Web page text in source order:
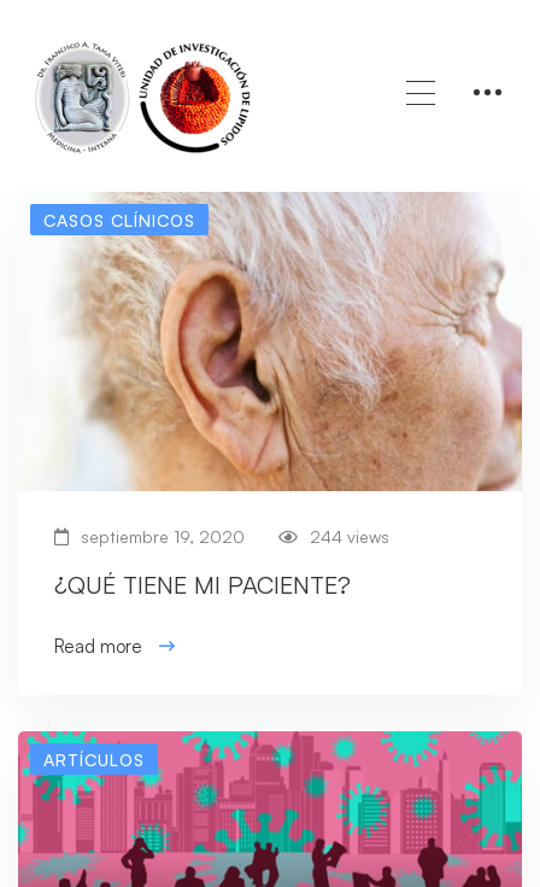
Home Blog DrFranciscoTama
CASOS CLÍNICOS
septiembre 19, 2020 244 views
¿QUÉ TIENE MI PACIENTE?
Read more
ARTÍCULOS